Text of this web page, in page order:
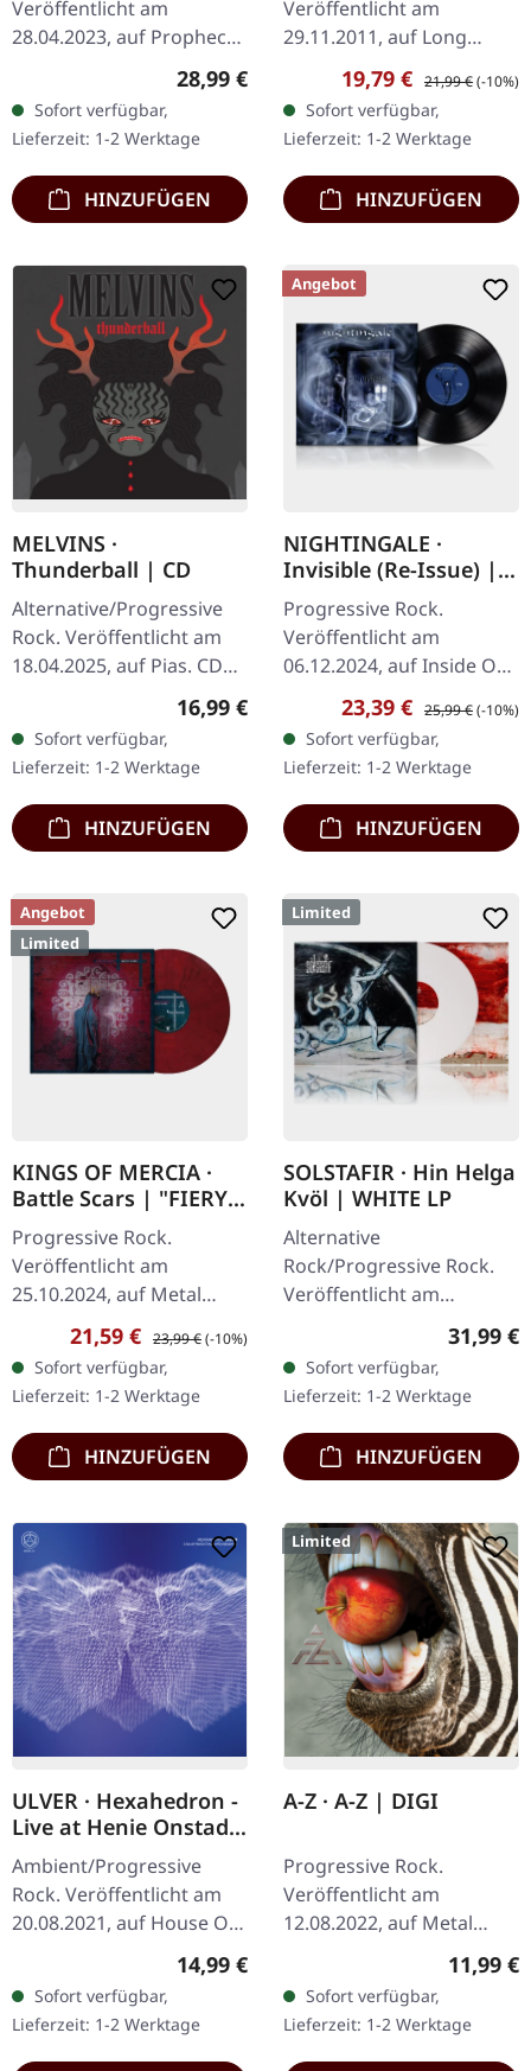
Veröffentlicht am
28.04.2023, auf Prophecy
Productions. Spezielle
Jubiläums-Auflage als
Picture Vinyl mit
goldenem Textdruck.…
Regulärer Preis:
28,99 €
Sofort verfügbar,
Lieferzeit: 1-2 Werktage
HINZUFÜGEN
Veröffentlicht am
29.11.2011, auf Long
Branch Records.
Schwarzes Doppel-Vinyl
im Deluxe-Gatefold-Cover
mit bedruckten
Innenhüllen…
Verkaufspreis:
19,79 € Regulärer Preis:
21,99 €(-10%)
Sofort verfügbar,
Lieferzeit: 1-2 Werktage
HINZUFÜGEN
MELVINS ·
Thunderball | CD
Alternative/Progressive
Rock. Veröffentlicht am
18.04.2025, auf Pias. CD
im Jewelcase. Die Melvins
gelten seit langem als
Säule der Innovation in
der…
Regulärer Preis:
16,99 €
Sofort verfügbar,
Lieferzeit: 1-2 Werktage
HINZUFÜGEN
Angebot
NIGHTINGALE ·
Invisible (Re-Issue) |
BLACK LP
Progressive Rock.
Veröffentlicht am
06.12.2024, auf Inside Out
Music. Schwarze LP mit
remasterten Tracks,
Vorbestellung möglich.
"Invisible" ist ein…
Verkaufspreis:
23,39 € Regulärer Preis:
25,99 €(-10%)
Sofort verfügbar,
Lieferzeit: 1-2 Werktage
HINZUFÜGEN
Angebot
Limited
KINGS OF MERCIA ·
Battle Scars | "FIERY
AFTERMATH" RED
OPAQUE/WHITE/BLAC
K MARBLED LP
Progressive Rock.
Veröffentlicht am
25.10.2024, auf Metal
Blade Records. "Fiery
Aftermath" Red
Opaque/White/Black
Marbled Vinyl, limitiert
auf 300…
Verkaufspreis:
21,59 € Regulärer Preis:
23,99 €(-10%)
Sofort verfügbar,
Lieferzeit: 1-2 Werktage
HINZUFÜGEN
Limited
SOLSTAFIR · Hin Helga
Kvöl | WHITE LP
Alternative
Rock/Progressive Rock.
Veröffentlicht am
08.11.2024, auf Century
Media Records. Weißes
Vinyl mit Insert im
Gatefold, inklusive
speziellem…
31,99 €
Sofort verfügbar,
Lieferzeit: 1-2 Werktage
HINZUFÜGEN
ULVER · Hexahedron -
Live at Henie Onstad
Kunstsenter | CD
Ambient/Progressive
Rock. Veröffentlicht am
20.08.2021, auf House Of
Jewelcase. Das Album
"Hexahedron - Live at
Henie Onstad…
Regulärer Preis:
14,99 €
Sofort verfügbar,
Lieferzeit: 1-2 Werktage
Limited
A-Z · A-Z | DIGI
Progressive Rock.
Veröffentlicht am
12.08.2022, auf Metal
Blade Records. Limitiertes
DigiPak mit 24-seitigem
Booklet.
11,99 €
Sofort verfügbar,
Lieferzeit: 1-2 Werktage